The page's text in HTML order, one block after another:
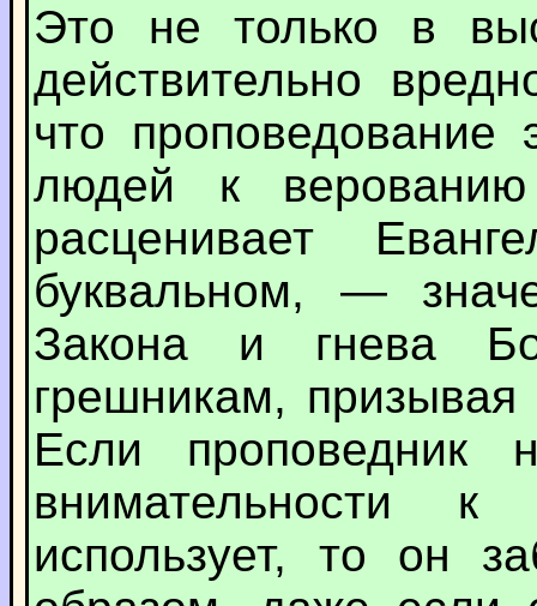
Это не только в
действительно
что проповедование
людей к
расценивает
буквальном, —
Закона и гнева
грешникам,
Если проповедник
внимательности
использует, то он